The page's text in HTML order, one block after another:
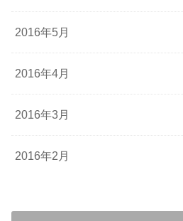
2016年5月
2016年4月
2016年3月
2016年2月